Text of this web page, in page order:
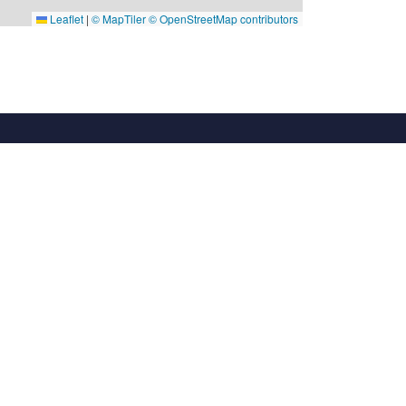
Leaflet | © MapTiler© OpenStreetMap contributors